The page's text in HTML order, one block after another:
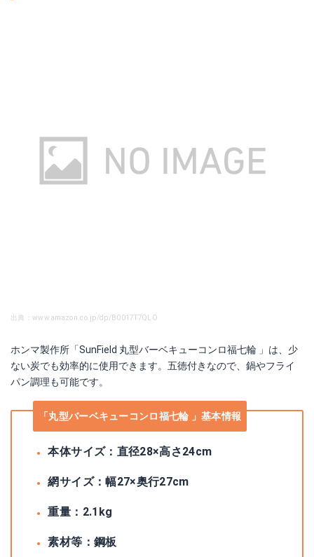
出典：www.amazon.co.jp/dp/B0017T7QLO
ホンマ製作所「SunField 丸型バーベキューコンロ福七輪 」は、少
ない炭でも効率的に使用できます。五徳付きなので、鍋やフライ
パン調理も可能です。
「丸型バーベキューコンロ福七輪 」基本情報
本体サイズ：直径28×高さ24cm
網サイズ：幅27×奥行27cm
重量：2.1kg
素材等：鋼板